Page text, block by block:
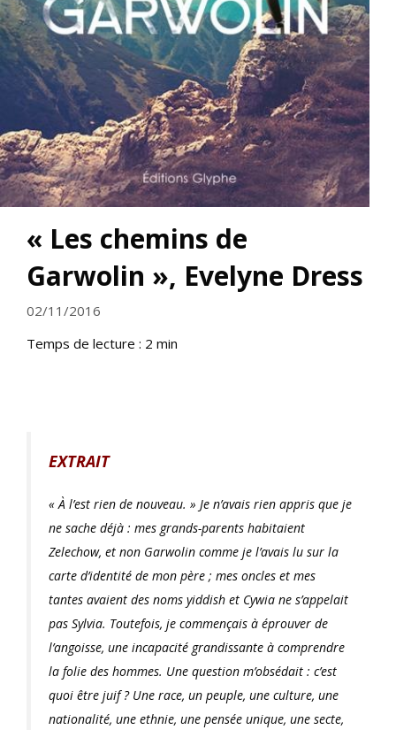
« Les chemins de
Garwolin », Evelyne Dress
02/11/2016
Temps de lecture : 2 min
EXTRAIT
« À l’est rien de nouveau. » Je n’avais rien appris que je
ne sache déjà : mes grands-parents habitaient
Zelechow, et non Garwolin comme je l’avais lu sur la
carte d’identité de mon père ; mes oncles et mes
tantes avaient des noms yiddish et Cywia ne s’appelait
pas Sylvia. Toutefois, je commençais à éprouver de
l’angoisse, une incapacité grandissante à comprendre
la folie des hommes. Une question m’obsédait : c’est
quoi être juif ? Une race, un peuple, une culture, une
nationalité, une ethnie, une pensée unique, une secte,